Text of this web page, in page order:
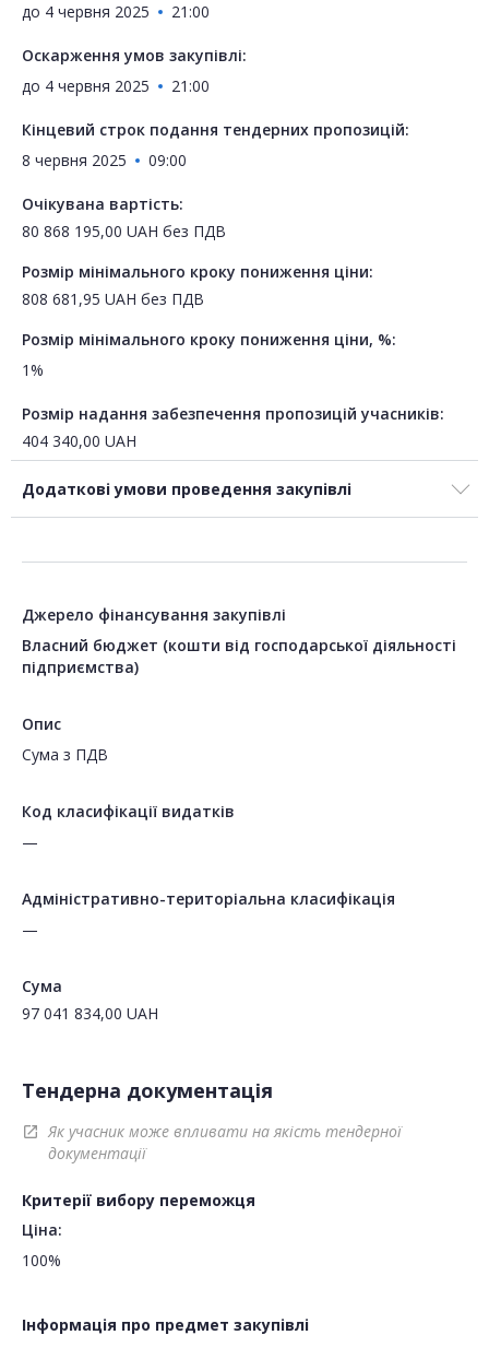
до 4 червня 2025 21:00
Оскарження умов закупівлі:
до 4 червня 2025 21:00
Кінцевий строк подання тендерних пропозицій:
8 червня 2025
09:00
Очікувана вартість:
80 868 195,00 UAH без ПДВ
Розмір мінімального кроку пониження ціни:
808 681,95 UAH без ПДВ
Розмір мінімального кроку пониження ціни, %:
1%
Розмір надання забезпечення пропозицій учасників:
404 340,00 UAH
Додаткові умови проведення закупівлі
Джерело фінансування закупівлі
Власний бюджет (кошти від господарської діяльності
підприємства)
Опис
Сума з ПДВ
Код класифікації видатків
—
Адміністративно-територіальна класифікація
—
Сума
97 041 834,00 UAH
Тендерна документація
open_in_new
Як учасник може впливати на якість тендерної
документації
Критерії вибору переможця
Ціна:
100%
Інформація про предмет закупівлі